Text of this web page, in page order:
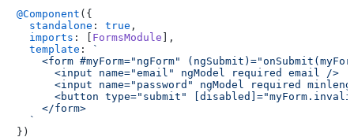
@Component ({
standalone : true ,
imports : [ FormsModule ],
template :
`
<form #myForm="ngForm"
      <input name="email" ngModel required email />
<input name="password" ngModel required
<button type="submit"
    </form>
  `